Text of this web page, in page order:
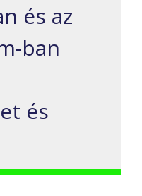
és az
ban
és